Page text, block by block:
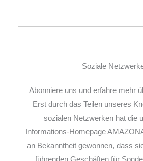
Soziale
Abonniere uns und erfahre mehr
Erst durch das Teilen unseres
sozialen Netzwerken hat die
Informations-Homepage
an Bekanntheit gewonnen, dass
führenden Geschäften für